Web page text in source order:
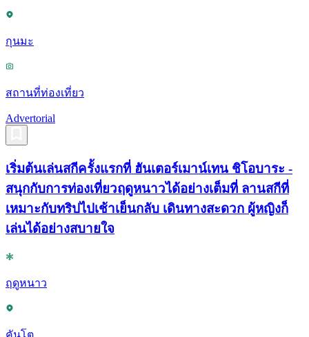
กุนมะ
สถานที่ท่องเที่ยว
Advertorial
เริ่มต้นเล่นสกีครั้งแรกที่ ฮันเตอร์เมาน์เทน ชิโอบาระ -
สนุกกับการท่องเที่ยวฤดูหนาวได้อย่างเต็มที่ ลานสกีที่
เหมาะกับทริปไปเช้าเย็นกลับ เดินทางสะดวก ผู้หญิงก็
เล่นได้อย่างสบายใจ
ฤดูหนาว